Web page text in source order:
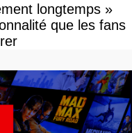
longtemps »
que les fans